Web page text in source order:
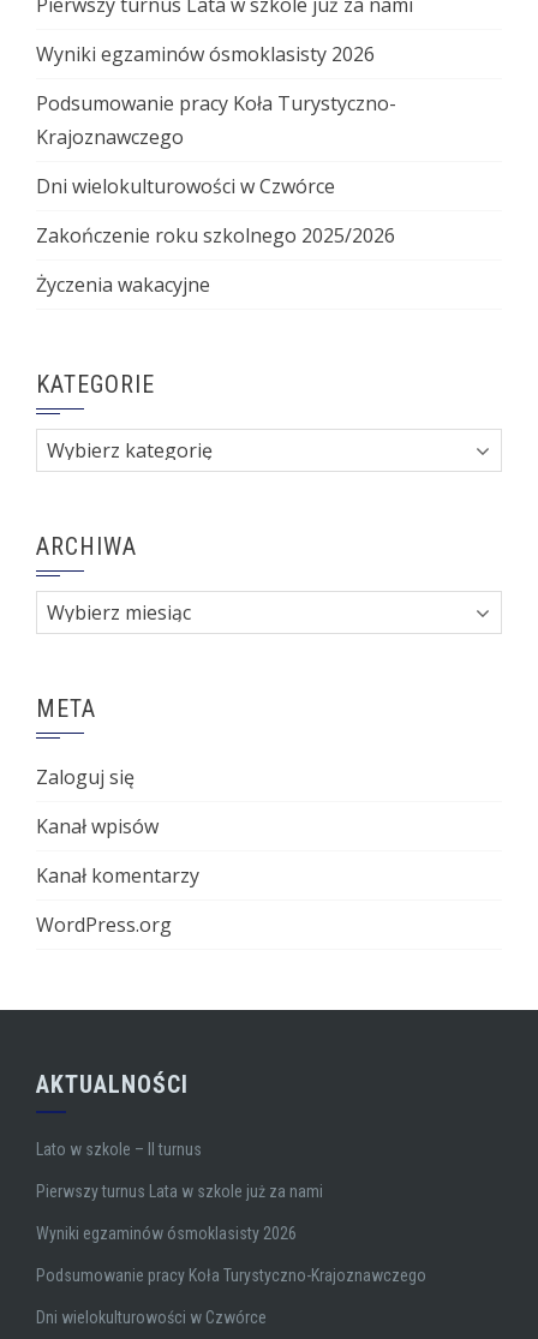
Wyniki egzaminów ósmoklasisty 2026
Podsumowanie pracy Koła Turystyczno-
Krajoznawczego
Dni wielokulturowości w Czwórce
Zakończenie roku szkolnego 2025/2026
Życzenia wakacyjne
KATEGORIE
Kategorie
ARCHIWA
Archiwa
META
Zaloguj się
Kanał wpisów
Kanał komentarzy
WordPress.org
AKTUALNOŚCI
Lato w szkole – II turnus
Pierwszy turnus Lata w szkole już za nami
Wyniki egzaminów ósmoklasisty 2026
Podsumowanie pracy Koła Turystyczno-Krajoznawczego
Dni wielokulturowości w Czwórce